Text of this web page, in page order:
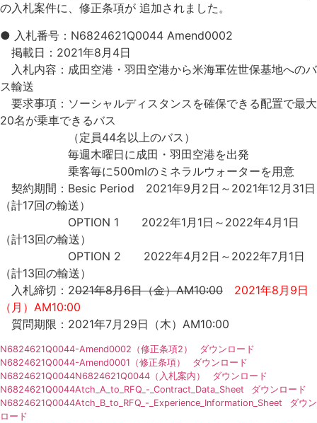
の入札案件に、修正条項が 追加されました。
● 入札番号：N6824621Q0044 Amend0002
掲載日：2021年8月4日
入札内容：成田空港・羽田空港から米海軍佐世保基地へのバ
ス輸送
要求事項：ソーシャルディスタンスを確保できる配置で最大
20名が乗車できるバス
（定員44名以上のバス）
毎週木曜日に成田・羽田空港を出発
乗客毎に500mlのミネラルウォーターを用意
契約期間：Besic Period 2021年9月2日～2021年12月31日
（計17回の輸送）
OPTION 1 2022年1月1日～2022年4月1日
（計13回の輸送）
OPTION 2 2022年4月2日～2022年7月1日
（計13回の輸送）
入札締切：2021年8月6日（金）AM10:00
2021年8月9日
（月）AM10:00
質問期限：2021年7月29日（木）AM10:00
N6824621Q0044-Amend0002（修正条項2）
ダウンロード
N6824621Q0044-Amend0001（修正条項）
ダウンロード
N6824621Q0044N6824621Q0044（入札案内）
ダウンロード
N6824621Q0044Atch_A_to_RFQ_-_Contract_Data_Sheet
ダウンロード
N6824621Q0044Atch_B_to_RFQ_-_Experience_Information_Sheet
ダウン
ロード